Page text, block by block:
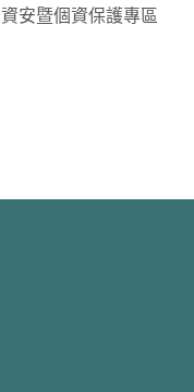
資安暨個資保護專區